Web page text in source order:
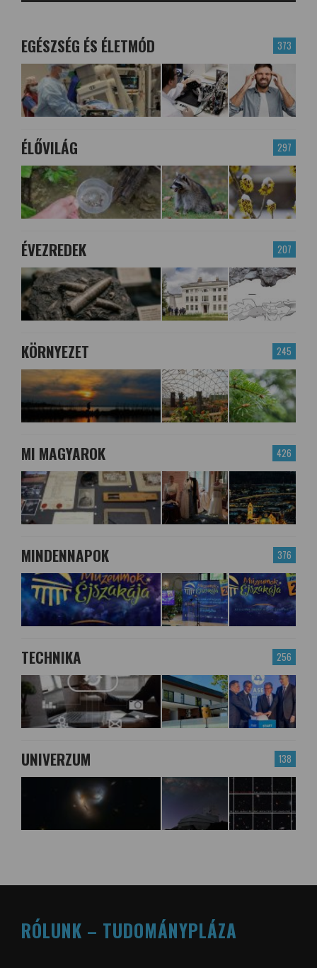
373
EGÉSZSÉG ÉS ÉLETMÓD
297
ÉLŐVILÁG
207
ÉVEZREDEK
245
KÖRNYEZET
426
MI MAGYAROK
376
MINDENNAPOK
256
TECHNIKA
138
UNIVERZUM
RÓLUNK – TUDOMÁNYPLÁZA